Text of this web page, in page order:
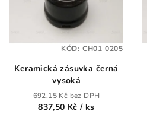
ů
p
Keramická zásuvka černá
vysoká
692,15 Kč bez DPH
837,50 Kč/ ks
KÓD: CH01 0205